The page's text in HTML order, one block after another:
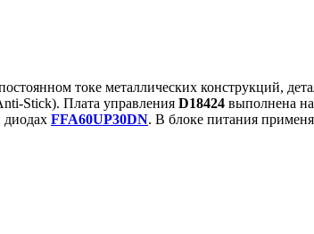
токе металлических конструкций,
Stick). Плата управления D18424 выполнена
диодах FFA60UP30DN. В блоке питания